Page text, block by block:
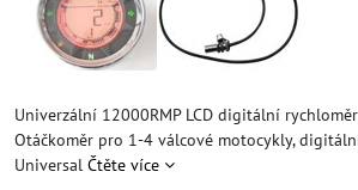
Univerzální 12000RMP LCD digitální
Otáčkoměr pro 1-4 válcové motocykly,
Universal Čtěte více